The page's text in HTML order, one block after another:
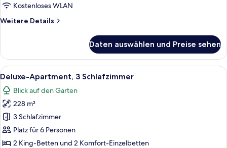
Kostenloses WLAN
Weitere Details
Weitere
Apartment,
2 Schlafzimmer
Daten auswählen und Preise sehen
Alle
Fotos
für
Deluxe-
Apartment,
3 Schlafzimmer
anzeigen
Ein modernes Hotelzimmer mit
10
Deluxe-Apartment, 3 Schlafzimmer
Blick auf den Garten
228 m²
3 Schlafzimmer
Platz für 6 Personen
2 King-Betten und 2 Komfort-Einzelbetten